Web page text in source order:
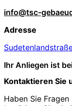
info@tsc-
Adresse
Ihr Anliegen ist
Kontaktieren Sie
Haben Sie